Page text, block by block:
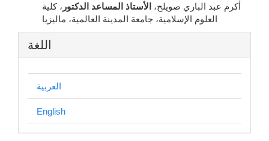
أكرم عبد الباري صويلح، الأستاذ المساعد الدكتور ، كلية
العلوم الإسلامية، جامعة المدينة العالمية، ماليزيا
اللغة
العربية
English